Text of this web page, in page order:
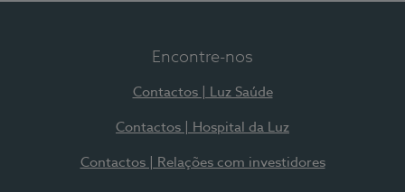
Encontre-nos
Contactos | Luz Saúde
Contactos | Hospital da Luz
Contactos | Relações com investidores